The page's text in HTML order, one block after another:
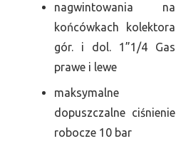
nagwintowania na
końcówkach kolektora
gór. i dol. 1”1/4 Gas
prawe i lewe
maksymalne
dopuszczalne ciśnienie
robocze 10 bar